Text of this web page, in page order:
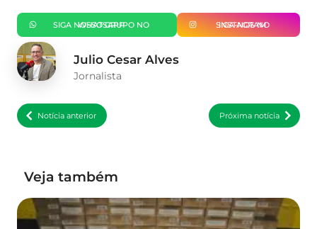
SIGA NOSSO GRUPO NO WHATSAPP SIGA-NOS NO INSTAGRAM
Julio Cesar Alves
Jornalista
Notícia anterior Próxima notícia
Veja também